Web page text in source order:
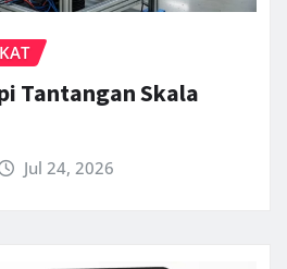
Tantangan Skala
Jul 24, 2026